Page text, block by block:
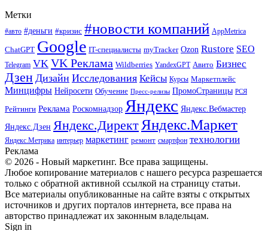
Метки
#авто #деньги #кризис #новости компаний AppMetrica
ChatGPT Google IT-специалисты myTracker Ozon Rustore SEO
Telegram VK VK Реклама Wildberries YandexGPT Авито Бизнес
Дзен Дизайн Исследования Кейсы Курсы Маркетплейс
Минцифры Нейросети Обучение Пресс-релизы ПромоСтраницы РСЯ
Рейтинги Реклама Роскомнадзор Яндекс Яндекс.Вебмастер
Яндекс.Дзен Яндекс.ДиректЯндекс.Маркет
Яндекс.Метрика интерьер маркетинг ремонт смартфон технологии
Реклама
© 2026 - Новый маркетинг. Все права защищены.
Любое копирование материалов с нашего ресурса разрешается
только с обратной активной ссылкой на страницу статьи.
Все материалы опубликованные на сайте взяты с открытых
источников и других порталов интернета, все права на
авторство принадлежат их законным владельцам.
Sign in